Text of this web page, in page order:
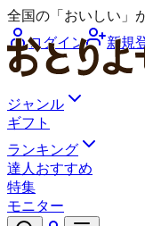
全国の「おいしい」
ログイン
新規
ジャンル
ギフト
ランキング
達人おすすめ
特集
モニター